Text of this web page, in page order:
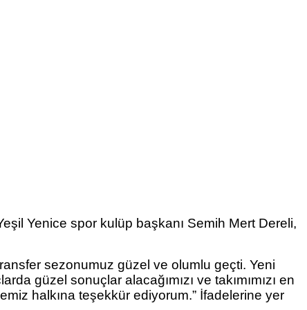
Yenice spor kulüp başkanı Semih Mert Dereli,
sezonumuz güzel ve olumlu geçti. Yeni
güzel sonuçlar alacağımızı ve takımımızı en
halkına teşekkür ediyorum.” İfadelerine yer